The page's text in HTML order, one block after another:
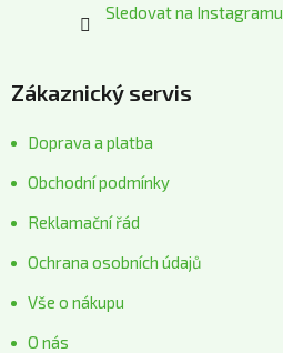
Sledovat na Instagramu
Zákaznický servis
Doprava a platba
Obchodní podmínky
Reklamační řád
Ochrana osobních údajů
Vše o nákupu
O nás